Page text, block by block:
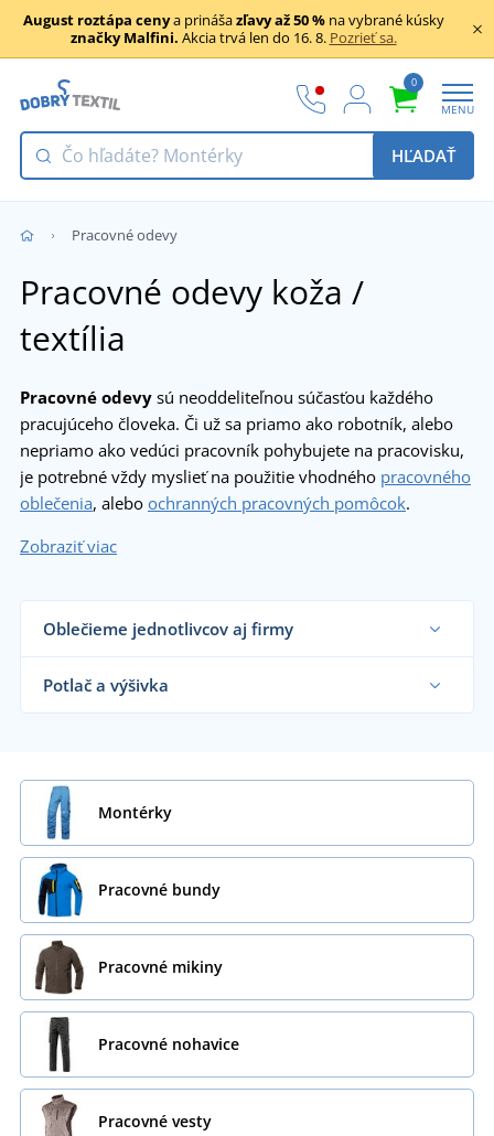
August roztápa cenya prinášazľavy až 50 %na vybrané kúsky
značky Malfini. Akcia trvá len do 16. 8. Pozrieť sa.
0
MENU
HĽADAŤ
Pracovné odevy
Pracovné odevy koža /
textília
Pracovné odevy sú neoddeliteľnou súčasťou každého
pracujúceho človeka. Či už sa priamo ako robotník, alebo
nepriamo ako vedúci pracovník pohybujete na pracovisku,
je potrebné vždy myslieť na použitie vhodného pracovného
oblečenia, alebo ochranných pracovných pomôcok.
Zobraziť viac
Oblečieme jednotlivcov aj firmy
Dodávame pracovné oblečenie remeselníkom,
veľkým výrobným firmám aj koncovým
zákazníkom už od 1 kusu.
Chcem vedieť viac
Potlač a výšivka
Montérky
Pracovné bundy
Pracovné mikiny
Pracovné nohavice
Pracovné vesty